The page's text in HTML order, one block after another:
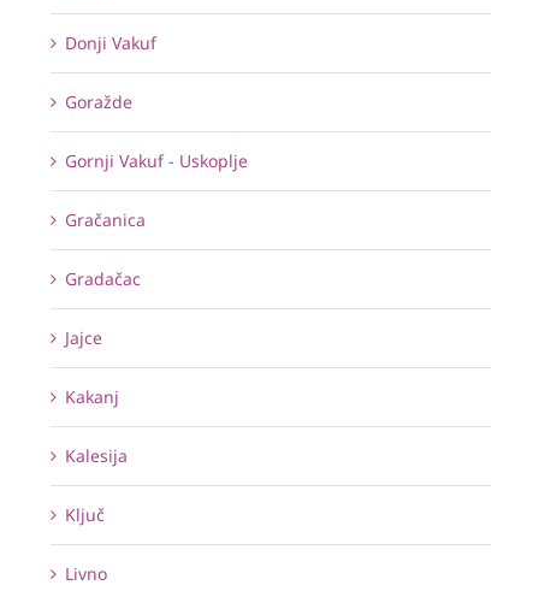
Donji Vakuf
Goražde
Gornji Vakuf - Uskoplje
Gračanica
Gradačac
Jajce
Kakanj
Kalesija
Ključ
Livno